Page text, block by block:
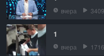
вчера 3409
1
вчера 1716